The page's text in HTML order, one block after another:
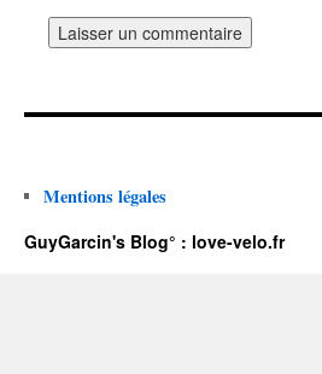
Mentions légales
GuyGarcin's Blog° : love-velo.fr